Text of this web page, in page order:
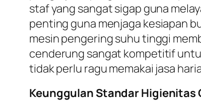
staf yang sangat sigap guna
penting guna menjaga kesiapan
mesin pengering suhu tinggi
cenderung sangat kompetitif
tidak perlu ragu memakai jasa
Keunggulan Standar Higienitas